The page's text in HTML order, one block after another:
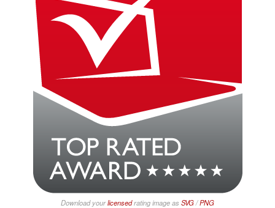
Download yourlicensedrating image as SVG/PNG